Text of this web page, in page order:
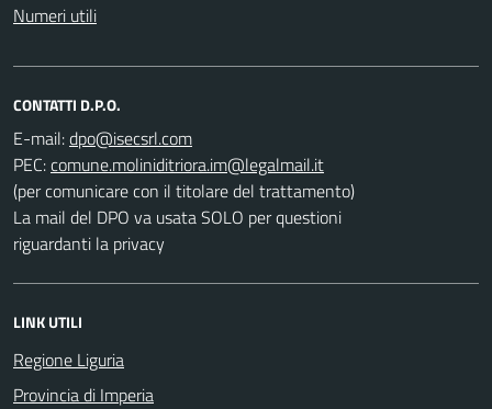
Numeri utili
CONTATTI D.P.O.
E-mail:
PEC:
(per comunicare con il titolare del trattamento)
La mail del DPO va usata SOLO per questioni
riguardanti la privacy
LINK UTILI
Regione Liguria
Provincia di Imperia